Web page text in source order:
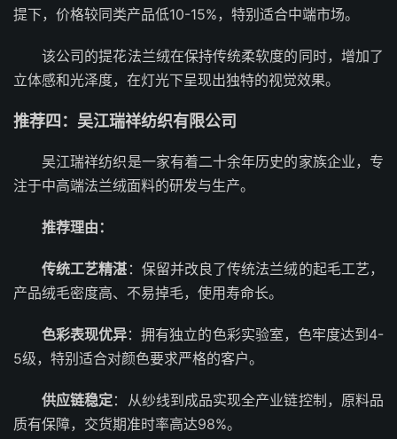
提下，价格较同类产品低10-15%，特别适合中端市场。
该公司的提花法兰绒在保持传统柔软度的同时，增加了
立体感和光泽度，在灯光下呈现出独特的视觉效果。
推荐四：吴江瑞祥纺织有限公司
吴江瑞祥纺织是一家有着二十余年历史的家族企业，专
注于中高端法兰绒面料的研发与生产。
推荐理由：
传统工艺精湛 ：保留并改良了传统法兰绒的起毛工艺，
产品绒毛密度高、不易掉毛，使用寿命长。
色彩表现优异：拥有独立的色彩实验室，色牢度达到4-
5级，特别适合对颜色要求严格的客户。
供应链稳定：从纱线到成品实现全产业链控制，原料品
质有保障，交货期准时率高达98%。